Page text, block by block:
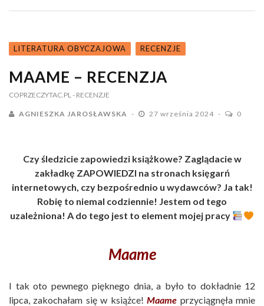
LITERATURA OBYCZAJOWA RECENZJE
MAAME – RECENZJA
COPRZECZYTAC.PL - RECENZJE
AGNIESZKA JAROSŁAWSKA 27 września 2024 0
Czy śledzicie zapowiedzi książkowe? Zaglądacie w
zakładkę ZAPOWIEDZI na stronach księgarń
internetowych, czy bezpośrednio u wydawców? Ja tak!
Robię to niemal codziennie! Jestem od tego
uzależniona! A do tego jest to element mojej pracy
Maame
I tak oto pewnego pięknego dnia, a było to dokładnie 12
lipca, zakochałam się w książce!Maame przyciągnęła mnie